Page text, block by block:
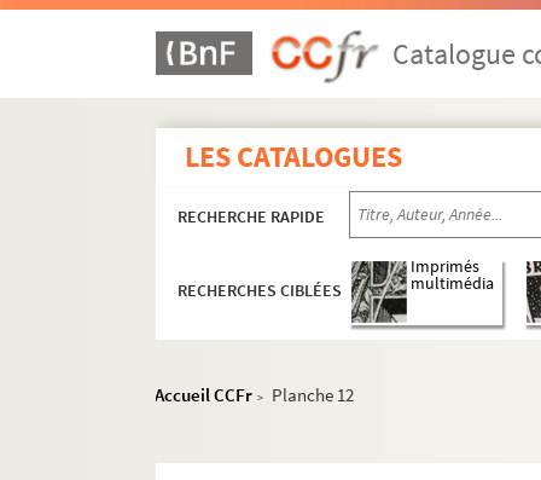
Catalogue
LES CATALOGUES
RECHERCHE RAPIDE
RECHERCHES CIBLÉES
Imprimés
multimédia
Accueil CCFr > Planche 12